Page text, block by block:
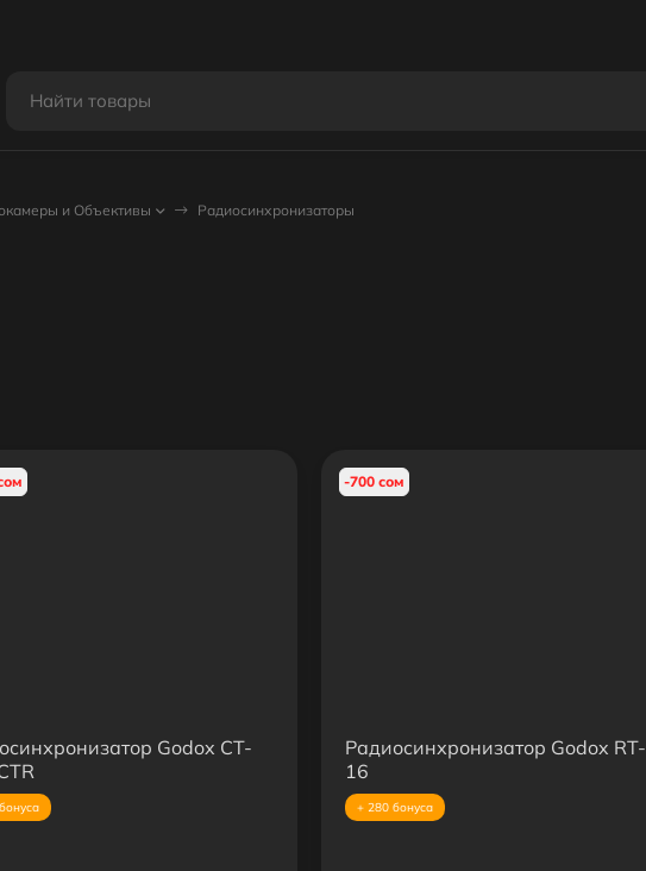
и Объективы Радиосинхронизаторы
Godox CT-
-700 сом
Радиосинхронизатор Godox RT-
16
+ 280 бонуса